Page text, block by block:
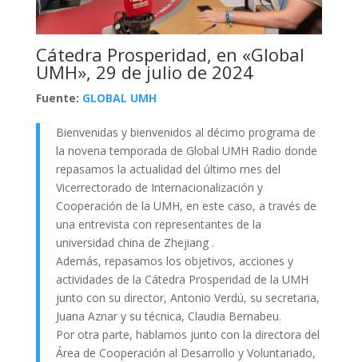
Cátedra Prosperidad, en «Global
UMH», 29 de julio de 2024
Fuente: GLOBAL UMH
Bienvenidas y bienvenidos al décimo programa de
la novena temporada de Global UMH Radio donde
repasamos la actualidad del último mes del
Vicerrectorado de Internacionalización y
Cooperación de la UMH, en este caso, a través de
una entrevista con representantes de la
universidad china de Zhejiang .
Además, repasamos los objetivos, acciones y
actividades de la Cátedra Prosperidad de la UMH
junto con su director, Antonio Verdú, su secretaria,
Juana Aznar y su técnica, Claudia Bernabeu.
Por otra parte, hablamos junto con la directora del
Área de Cooperación al Desarrollo y Voluntariado,